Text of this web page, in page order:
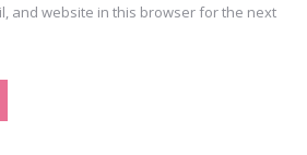
and website in this browser for the next